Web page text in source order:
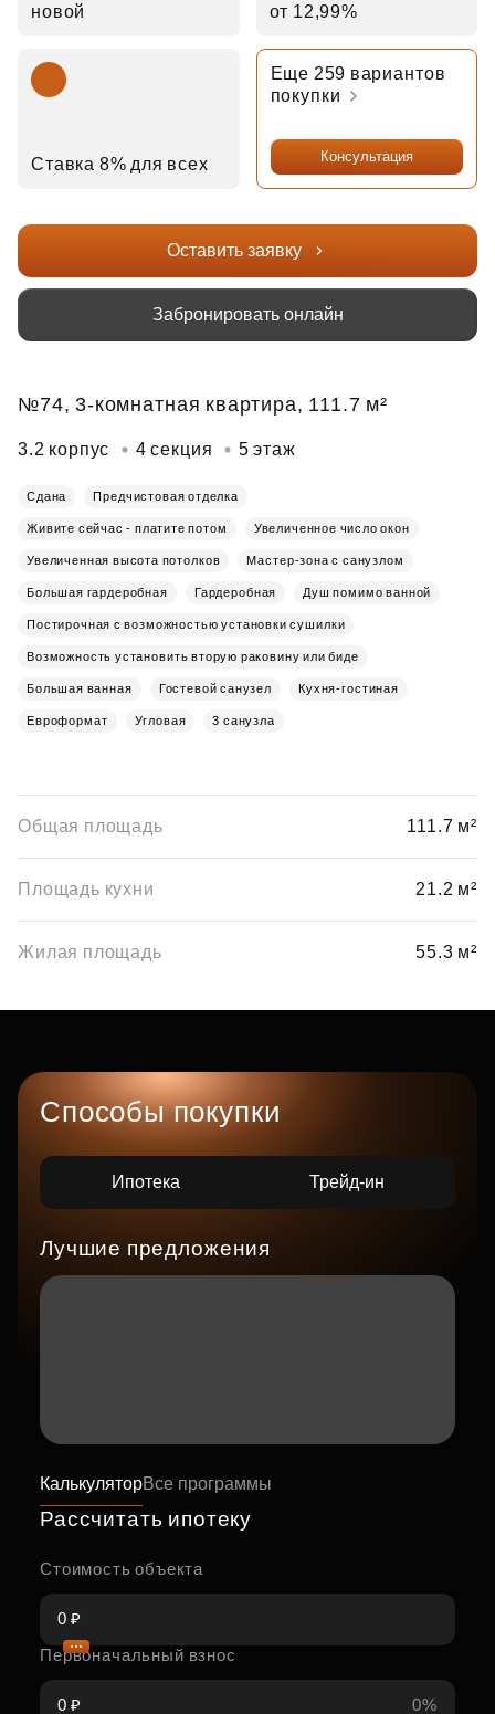
новой
от 12,99%
Ставка 8% для всех
Еще 259 вариантов
покупки
Консультация
Оставить заявку
Забронировать онлайн
№74, 3-комнатная квартира, 111.7 м²
3.2 корпус 4 секция 5 этаж
Сдана Предчистовая отделка
Живите сейчас - платите потом Увеличенное число окон
Увеличенная высота потолков Мастер-зона с санузлом
Большая гардеробная Гардеробная Душ помимо ванной
Постирочная с возможностью установки сушилки
Возможность установить вторую раковину или биде
Большая ванная Гостевой санузел Кухня-гостиная
Евроформат Угловая 3 санузла
Общая площадь 111.7 м²
Площадь кухни 21.2 м²
Жилая площадь 55.3 м²
Способы покупки
Ипотека Трейд-ин
Лучшие предложения
КалькуляторВсе программы
Рассчитать ипотеку
Стоимость объекта
Первоначальный взнос
0%